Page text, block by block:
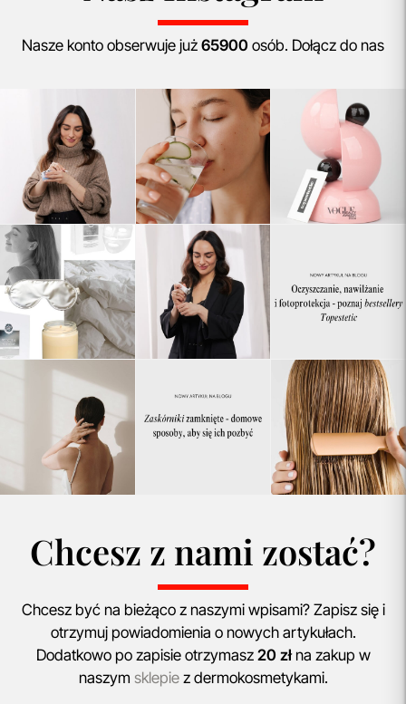
Nasze konto obserwuje już 65900 osób. Dołącz do nas
Chcesz z nami zostać?
Chcesz być na bieżąco z naszymi wpisami? Zapisz się i
otrzymuj powiadomienia o nowych artykułach.
Dodatkowo po zapisie otrzymasz 20 złna zakup w
naszym sklepiez dermokosmetykami.